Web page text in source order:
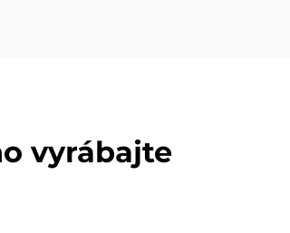
vyrábajte